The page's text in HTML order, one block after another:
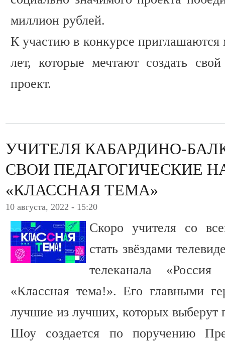
миллион рублей.
К участию в конкурсе
лет, которые мечтают создать
проект.
УЧИТЕЛЯ КАБАРДИНО-
СВОИ ПЕДАГОГИЧЕСКИЕ
«КЛАССНАЯ ТЕМА»
10 августа, 2022 - 15:20
Скоро учителя со
стать звёздами
телеканала
«Классная тема!». Его главными
лучшие из лучших, которых выберут
Шоу создается по поручению